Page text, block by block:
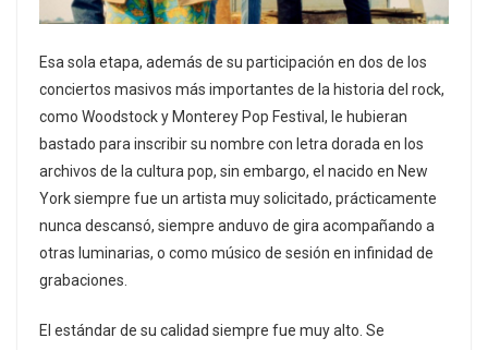
Esa sola etapa, además de su participación en dos de los
conciertos masivos más importantes de la historia del rock,
como Woodstock y Monterey Pop Festival, le hubieran
bastado para inscribir su nombre con letra dorada en los
archivos de la cultura pop, sin embargo, el nacido en New
York siempre fue un artista muy solicitado, prácticamente
nunca descansó, siempre anduvo de gira acompañando a
otras luminarias, o como músico de sesión en infinidad de
grabaciones.
El estándar de su calidad siempre fue muy alto. Se